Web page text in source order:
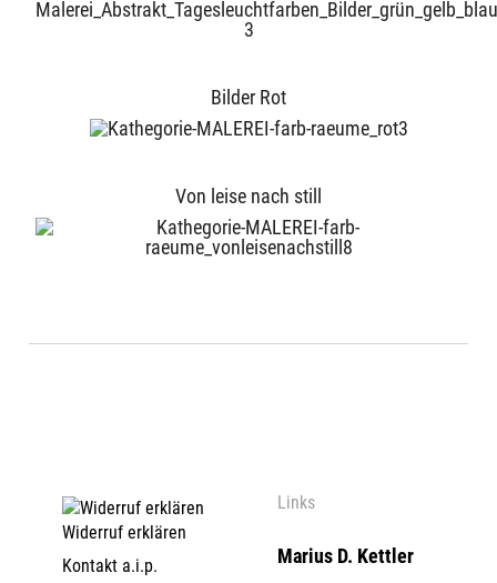
Bilder Rot
Von leise nach still
Widerruf erklären
Kontakt a.i.p.
Links
Marius D. Kettler